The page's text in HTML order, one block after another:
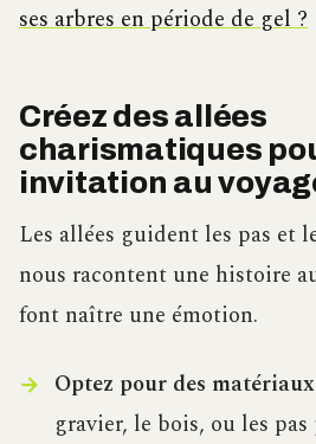
ses arbres en période de gel ?
Créez des allées
charismatiques
invitation au
Les allées guident les pas et
nous racontent une histoire
font naître une émotion.
Optez pour des
gravier, le bois, ou les pas